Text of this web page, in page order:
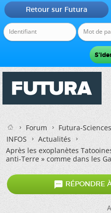
Retour sur Futura
Forum
Futura-
INFOS
Actualités
Après les exoplanètes
anti-Terre » comme dans les
 RÉPONDRE